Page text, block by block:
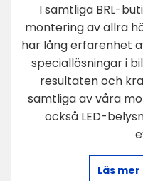
I samtliga BRL-
montering av allra
har lång erfarenhet
speciallösningar i
resultaten och
samtliga av våra
också LED-
Läs